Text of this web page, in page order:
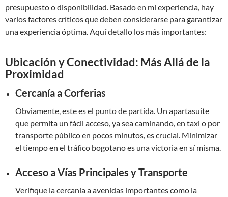
presupuesto o disponibilidad. Basado en mi experiencia, hay
varios factores críticos que deben considerarse para garantizar
una experiencia óptima. Aquí detallo los más importantes:
Ubicación y Conectividad: Más Allá de la
Proximidad
Cercanía a Corferias
Obviamente, este es el punto de partida. Un apartasuite
que permita un fácil acceso, ya sea caminando, en taxi o por
transporte público en pocos minutos, es crucial. Minimizar
el tiempo en el tráfico bogotano es una victoria en sí misma.
Acceso a Vías Principales y Transporte
Verifique la cercanía a avenidas importantes como la